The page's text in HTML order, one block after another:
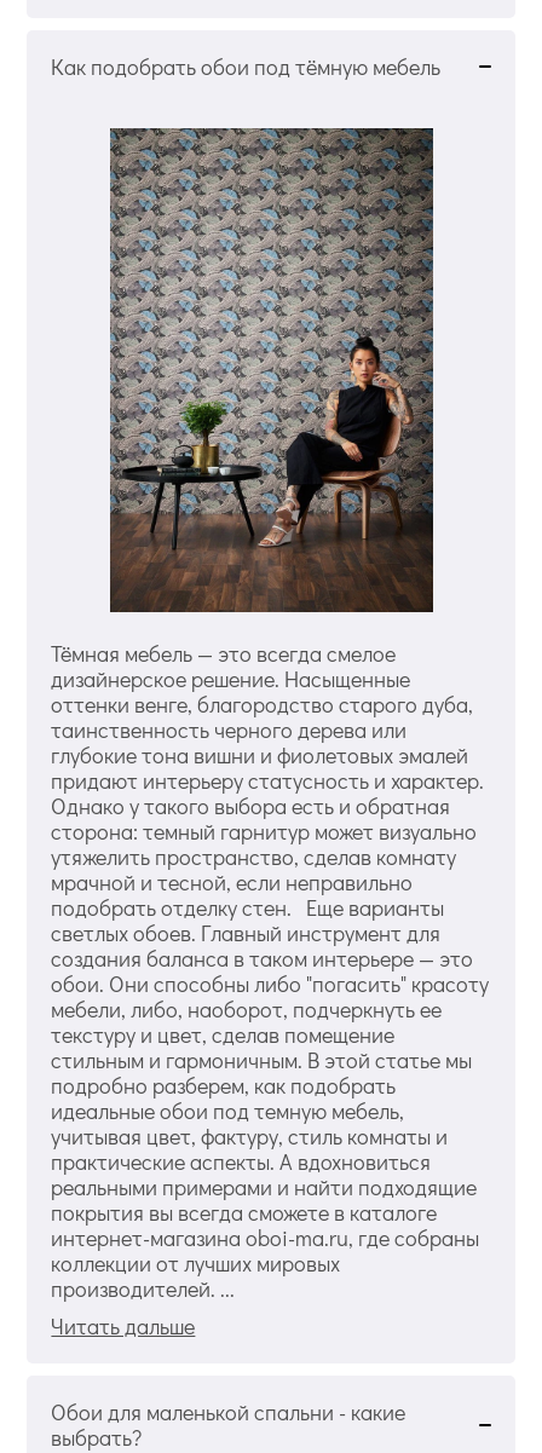
Как подобрать обои под тёмную мебель
Тёмная мебель — это всегда смелое
дизайнерское решение. Насыщенные
оттенки венге, благородство старого дуба,
таинственность черного дерева или
глубокие тона вишни и фиолетовых эмалей
придают интерьеру статусность и характер.
Однако у такого выбора есть и обратная
сторона: темный гарнитур может визуально
утяжелить пространство, сделав комнату
мрачной и тесной, если неправильно
подобрать отделку стен. Еще варианты
светлых обоев. Главный инструмент для
создания баланса в таком интерьере — это
обои. Они способны либо "погасить" красоту
мебели, либо, наоборот, подчеркнуть ее
текстуру и цвет, сделав помещение
стильным и гармоничным. В этой статье мы
подробно разберем, как подобрать
идеальные обои под темную мебель,
учитывая цвет, фактуру, стиль комнаты и
практические аспекты. А вдохновиться
реальными примерами и найти подходящие
покрытия вы всегда сможете в каталоге
интернет-магазина oboi-ma.ru, где собраны
коллекции от лучших мировых
производителей. ...
Читать дальше
Обои для маленькой спальни - какие
выбрать?